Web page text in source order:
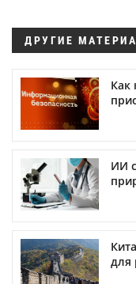
ДРУГИЕ
Как
ИИ
для